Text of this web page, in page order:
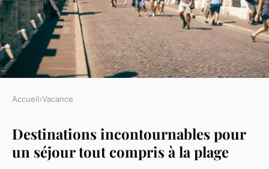
Séjour tout compris à la plage :
destinations incontournables
Accueil›Vacance
Destinations incontournables pour
un séjour tout compris à la plage